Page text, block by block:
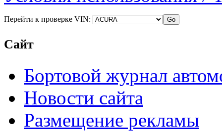
Перейти к проверке VIN:
Сайт
Бортовой журнал
Новости сайта
Размещение рекламы